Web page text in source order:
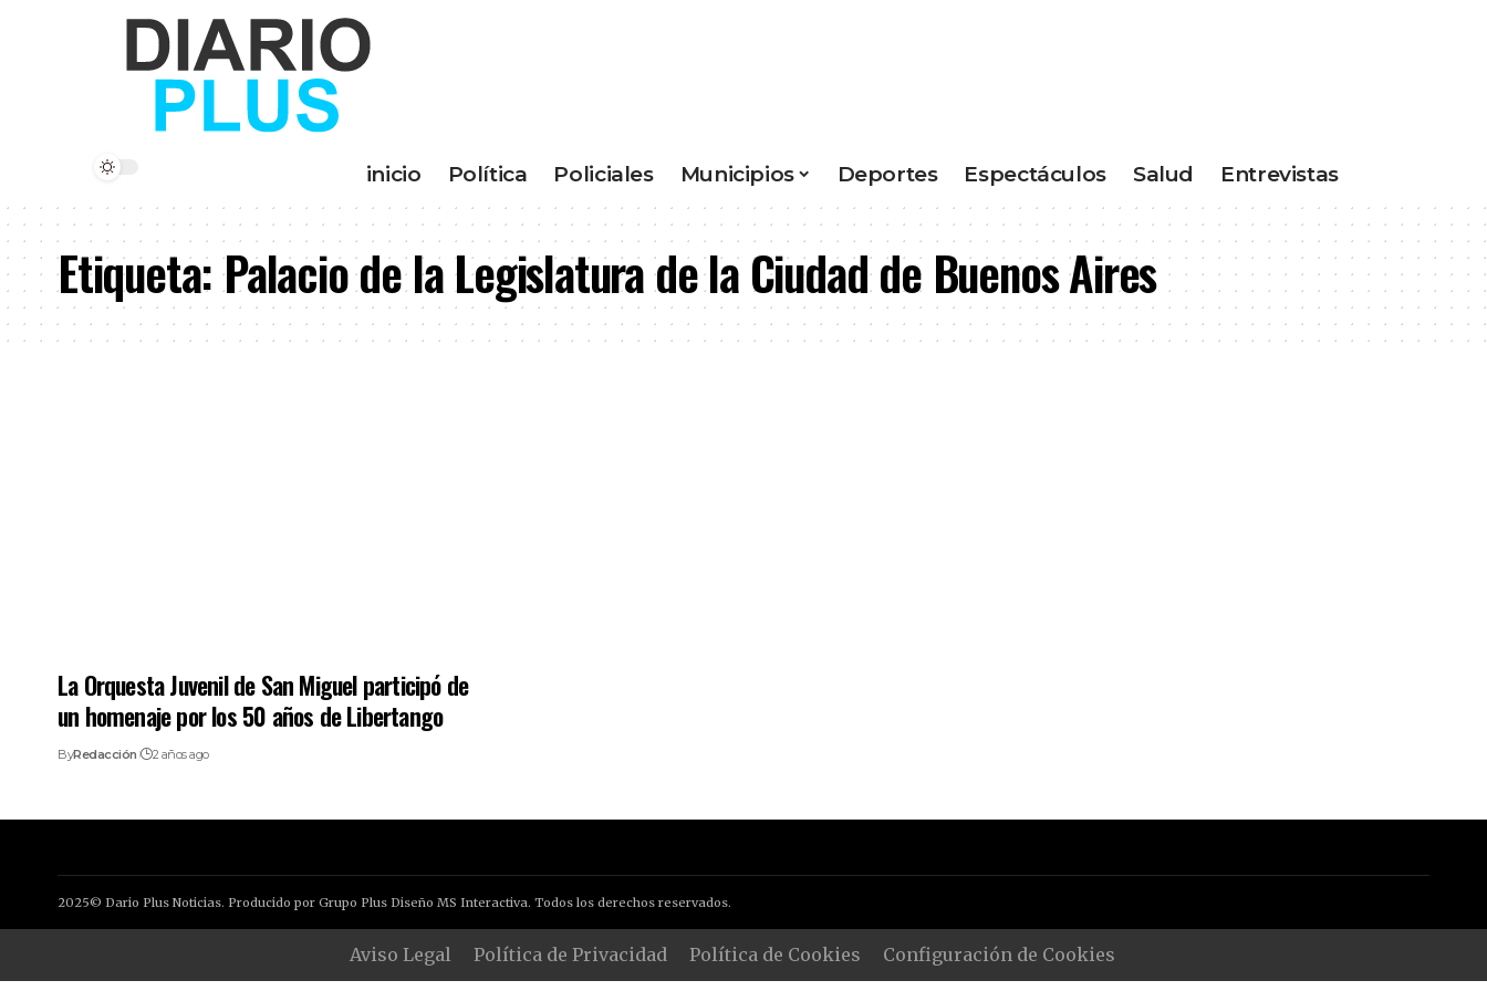
inicio Política Policiales Municipios Deportes Espectáculos Salud Entrevistas
Etiqueta:Palacio de la Legislatura de la Ciudad de Buenos Aires
La Orquesta Juvenil de San Miguel participó de
un homenaje por los 50 años de Libertango
ByRedacción 2 años ago
2025© Dario Plus Noticias. Producido por Grupo Plus Diseño MS Interactiva. Todos los derechos reservados.
Aviso Legal Política de Privacidad Política de Cookies Configuración de Cookies